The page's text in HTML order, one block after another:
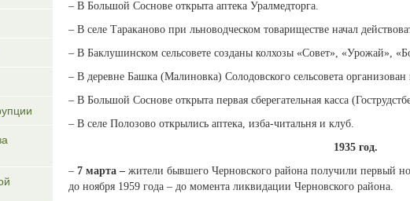
– В Большой Соснове открыта аптека Уралмедторга.
– В селе Тараканово при льноводческом товариществе начал
– В Баклушинском сельсовете созданы колхозы «Совет», «Урожай»,
– В деревне Башка (Малиновка) Солодовского сельсовета
– В Большой Соснове открыта первая сберегательная касса
– В селе Полозово открылись аптека, изба-читальня и клуб.
1935 год.
– 7 марта – жители бывшего Черновского района получили первый
до ноября 1959 года – до момента ликвидации Черновского района.